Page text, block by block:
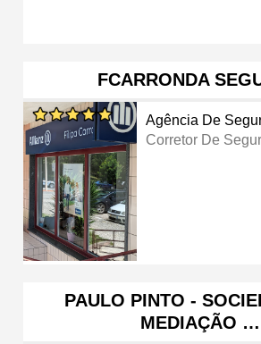
FCARRONDA
Agência De
Corretor De
PAULO PINTO -
MEDIAÇÃO …